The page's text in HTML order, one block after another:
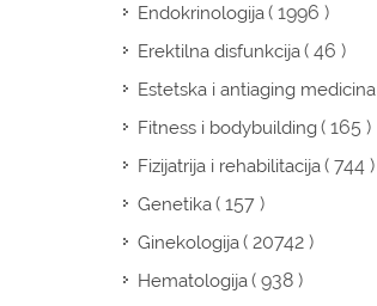
Endokrinologija( 1996 )
Erektilna disfunkcija( 46 )
Estetska i antiaging medicina
Fitness i bodybuilding( 165 )
Fizijatrija i rehabilitacija( 744 )
Genetika( 157 )
Ginekologija( 20742 )
Hematologija( 938 )